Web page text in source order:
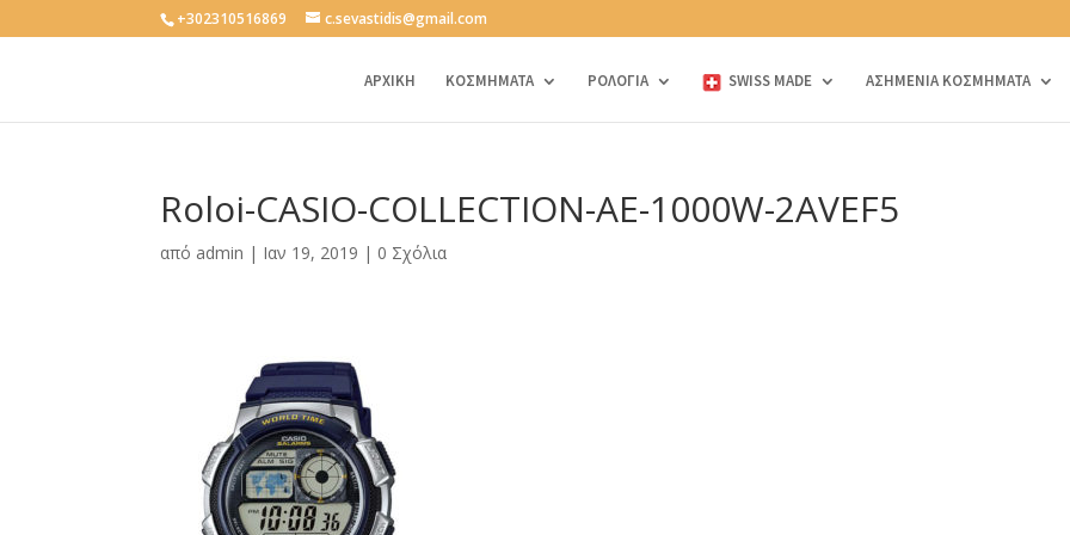
+302310516869 c.sevastidis@gmail.com
ΑΡΧΙΚΗ ΚΟΣΜΗΜΑΤΑ ΡΟΛΟΓΙΑ SWISS MADE ΑΣΗΜΕΝΙΑ ΚΟΣΜΗΜΑΤΑ
Roloi-CASIO-COLLECTION-AE-1000W-2AVEF5
από admin | Ιαν 19, 2019 | 0 Σχόλια